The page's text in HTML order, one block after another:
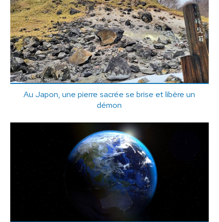
Au Japon, une pierre sacrée se brise et libère un
démon